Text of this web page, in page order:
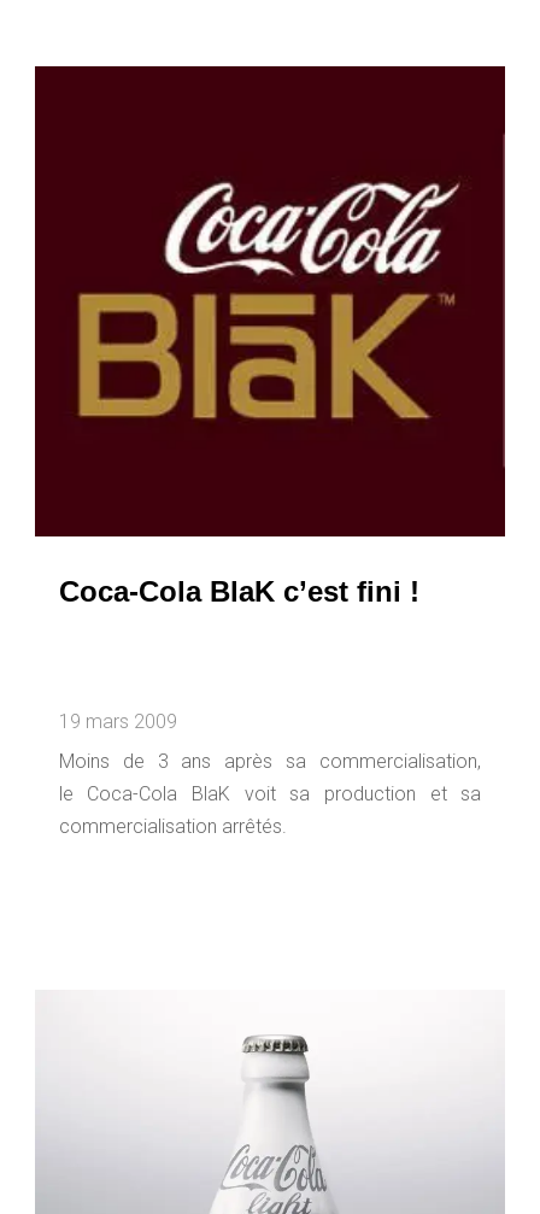
Coca-Cola BlaK c’est fini !
19 mars 2009
Moins de 3 ans après sa commercialisation,
le Coca-Cola BlaK voit sa production et sa
commercialisation arrêtés.